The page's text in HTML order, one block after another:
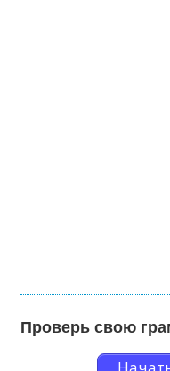
Проверь свою